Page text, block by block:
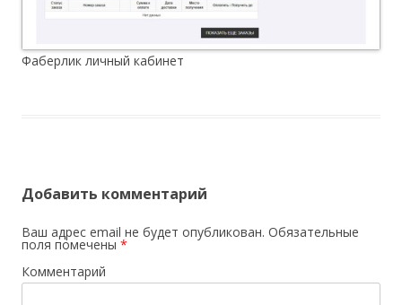
Фаберлик личный кабинет
Добавить комментарий
Ваш адрес email не будет опубликован. Обязательные
поля помечены *
Комментарий